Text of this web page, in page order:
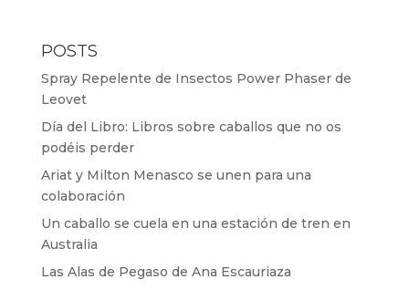
POSTS
Spray Repelente de Insectos Power Phaser de
Leovet
Día del Libro: Libros sobre caballos que no os
podéis perder
Ariat y Milton Menasco se unen para una
colaboración
Un caballo se cuela en una estación de tren en
Australia
Las Alas de Pegaso de Ana Escauriaza